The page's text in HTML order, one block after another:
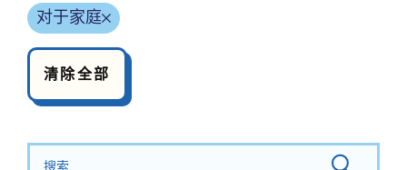
对于家庭
清除全部
搜索：